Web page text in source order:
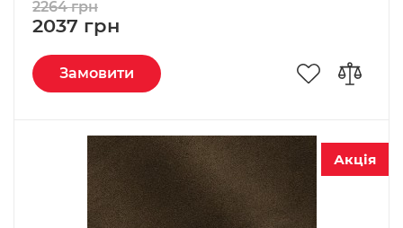
2037 грн
2264 грн
Замовити
Акція